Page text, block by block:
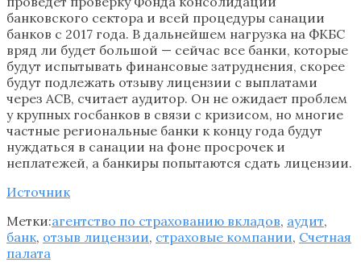
банковского сектора и всей процедуры санации
банков с 2017 года. В дальнейшем нагрузка на ФКБС
вряд ли будет большой — сейчас все банки, которые
будут испытывать финансовые затруднения, скорее
будут подлежать отзыву лицензии с выплатами
через АСВ, считает аудитор. Он не ожидает проблем
у крупных госбанков в связи с кризисом, но многие
частные региональные банки к концу года будут
нуждаться в санации на фоне просрочек и
неплатежей, а банкиры попытаются сдать лицензии.
Источник
Метки:агентство по страхованию вкладов, аудит,
банк, отзыв лицензии, страховые компании, Счетная
палата